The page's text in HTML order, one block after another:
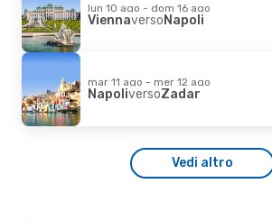
lun 10 ago - dom 16 ago
ViennaversoNapoli
mar 11 ago - mer 12 ago
NapoliversoZadar
Vedi altro